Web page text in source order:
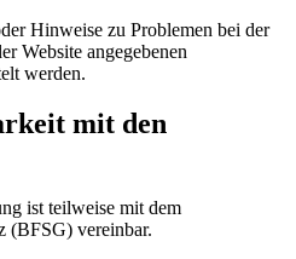
Hinweise zu Problemen bei der
Website angegebenen
werden.
mit den
ist teilweise mit dem
(BFSG) vereinbar.